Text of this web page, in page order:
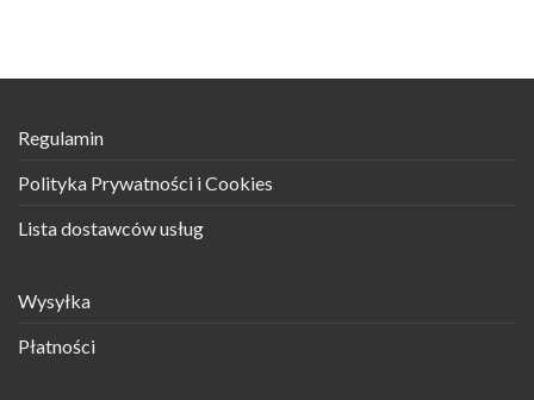
Regulamin
Polityka Prywatności i Cookies
Lista dostawców usług
Wysyłka
Płatności